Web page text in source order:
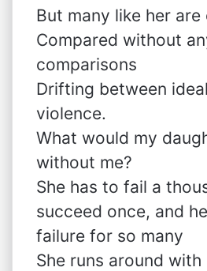
But many like her
Compared without
comparisons
Drifting between
violence.
What would my
without me?
She has to fail a
succeed once, and
failure for so many
She runs around